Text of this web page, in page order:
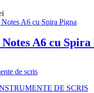
A6 cu Spira
de scris
DE SCRIS